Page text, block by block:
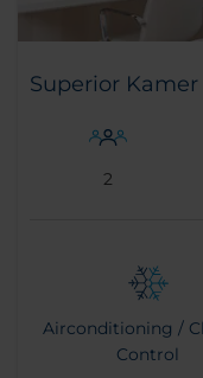
Superior Kamer
2
Airconditioning /
Control